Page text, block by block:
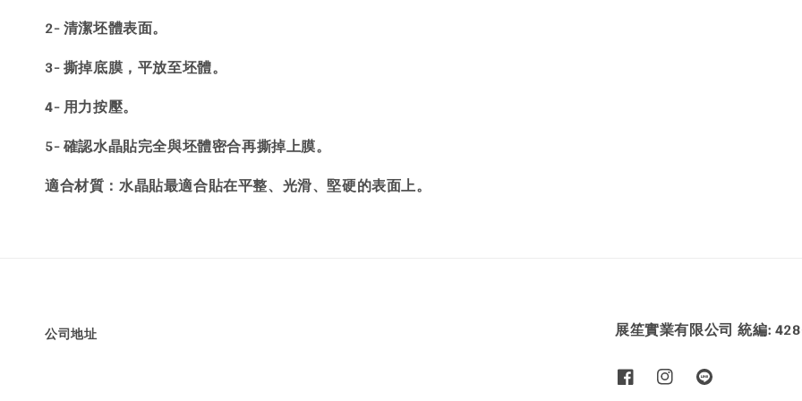
2- 清潔坯體表面。
3- 撕掉底膜，平放至坯體。
4- 用力按壓。
5- 確認水晶貼完全與坯體密合再撕掉上膜。
適合材質 ：水晶貼最適合貼在平整、光滑、堅硬的表面上。
公司地址 展笙實業有限公司 統編: